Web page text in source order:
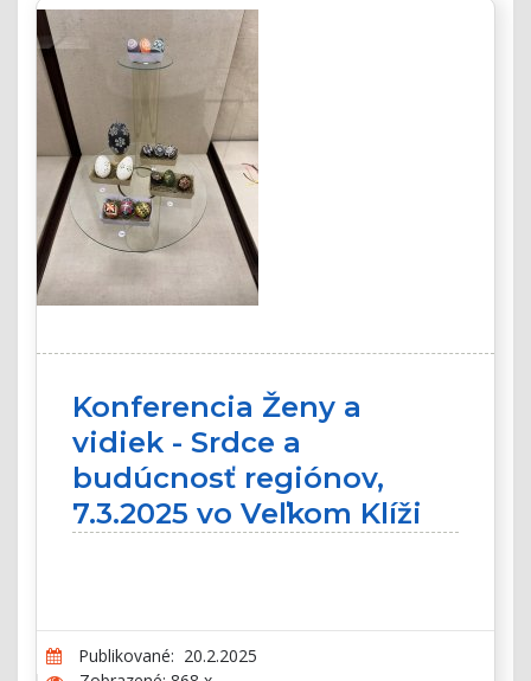
Konferencia Ženy a
vidiek - Srdce a
budúcnosť regiónov,
7.3.2025 vo Veľkom Klíži
Publikované: 20.2.2025